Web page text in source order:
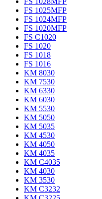
FS 1025MFP
FS 1024MFP
FS 1020MFP
FS C1020
FS 1020
FS 1018
FS 1016
KM 8030
KM 7530
KM 6330
KM 6030
KM 5530
KM 5050
KM 5035
KM 4530
KM 4050
KM 4035
KM C4035
KM 4030
KM 3530
KM C3232